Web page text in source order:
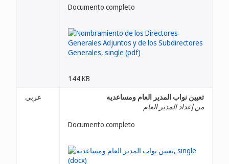
Documento completo
144 KB
عربي
تعيين نواب المدير العام ومساعديه
من إعداد المدير العام
Documento completo